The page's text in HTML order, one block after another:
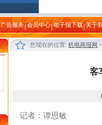
广告服务 会员中心 电子报下载 关于
您现在的位置: 机电商报网
客
记者：谭思敏